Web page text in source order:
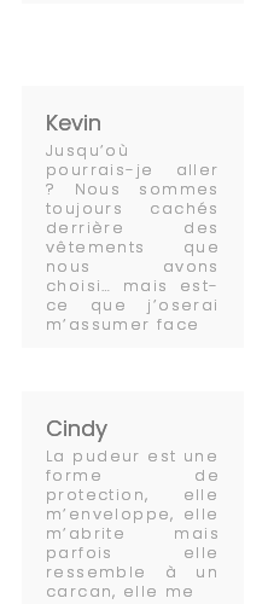
Kevin
Jusqu’où
pourrais-je aller
? Nous sommes
toujours cachés
derrière des
vêtements que
nous avons
choisi… mais est-
ce que j’oserai
m’assumer face
Cindy
La pudeur est une
forme de
protection, elle
m’enveloppe, elle
m’abrite mais
parfois elle
ressemble à un
carcan, elle me